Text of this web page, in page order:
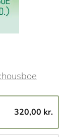
320,00 kr.